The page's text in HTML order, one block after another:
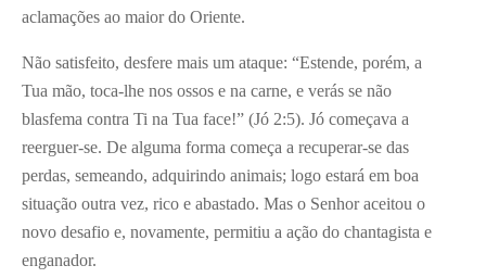
aclamações ao maior do Oriente.
Não satisfeito, desfere mais um ataque: “Estende, porém, a
Tua mão, toca-lhe nos ossos e na carne, e verás se não
blasfema contra Ti na Tua face!” (Jó 2:5). Jó começava a
reerguer-se. De alguma forma começa a recuperar-se das
perdas, semeando, adquirindo animais; logo estará em boa
situação outra vez, rico e abastado. Mas o Senhor aceitou o
novo desafio e, novamente, permitiu a ação do chantagista e
enganador.